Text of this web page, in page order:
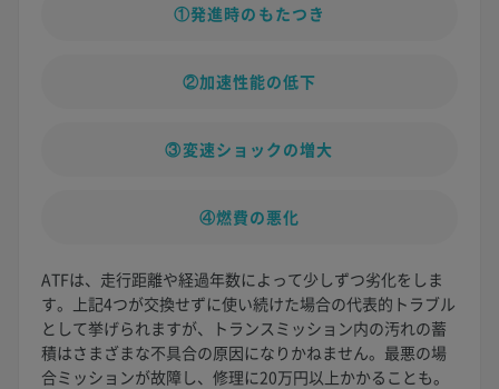
①発進時のもたつき
②加速性能の低下
③変速ショックの増大
④燃費の悪化
ATFは、走行距離や経過年数によって少しずつ劣化をしま
す。上記4つが交換せずに使い続けた場合の代表的トラブル
として挙げられますが、トランスミッション内の汚れの蓄
積はさまざまな不具合の原因になりかねません。最悪の場
合ミッションが故障し、修理に20万円以上かかることも。